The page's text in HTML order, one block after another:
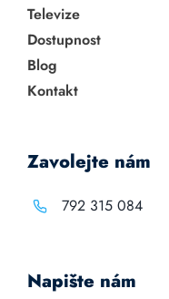
Televize
Dostupnost
Blog
Kontakt
Zavolejte nám
792 315 084
Napište nám